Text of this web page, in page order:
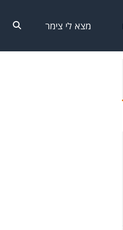
מצא לי צימר